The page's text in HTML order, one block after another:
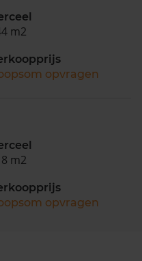
m2
opvragen
m2
opvragen